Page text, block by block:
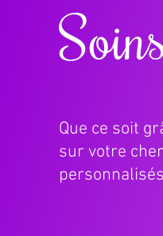
Que ce soit
sur votre